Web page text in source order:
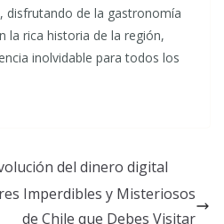
disfrutando de la gastronomía
la rica historia de la región,
inolvidable para todos los
del dinero digital
Imperdibles y Misteriosos
de Chile que Debes Visitar